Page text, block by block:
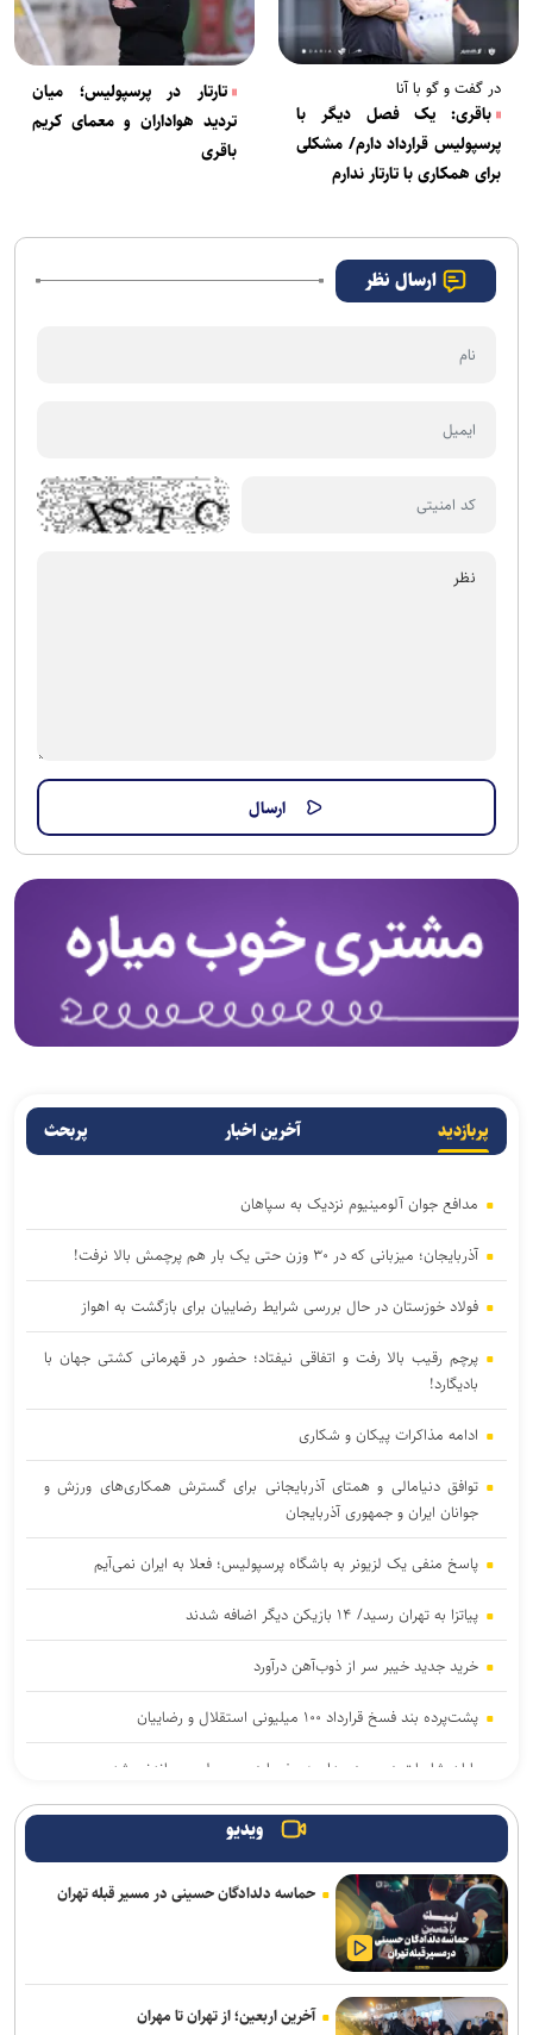
در گفت و گو با آنا
باقری: یک فصل دیگر با
پرسپولیس قرارداد دارم/ مشکلی
برای همکاری با تارتار ندارم
تارتار در پرسپولیس؛ میان
تردید هواداران و معمای کریم
باقری
ارسال نظر
پربازدید آخرین اخبار پربحث
مدافع جوان آلومینیوم نزدیک به سپاهان
آذربایجان؛ میزبانی که در ۳۰ وزن حتی یک بار هم پرچمش بالا نرفت!
فولاد خوزستان در حال بررسی شرایط رضاییان برای بازگشت به اهواز
پرچم رقیب بالا رفت و اتفاقی نیفتاد؛ حضور در قهرمانی کشتی جهان با
بادیگارد!
ادامه مذاکرات پیکان و شکاری
توافق دنیامالی و همتای آذربایجانی برای گسترش همکاری‌های ورزش و
جوانان ایران و جمهوری آذربایجان
پاسخ منفی یک لزیونر به باشگاه پرسپولیس؛ فعلا به ایران نمی‌آیم
پیاتزا به تهران رسید/ ۱۴ بازیکن دیگر اضافه شدند
خرید جدید خیبر سر از ذوب‌آهن درآورد
پشت‌پرده بند فسخ قرارداد ۱۰۰ میلیونی استقلال و رضاییان
پایان شایعات در مورد جدایی؛ بیفوما در پرسپولیس ماندنی شد
موضع جدید نساجی درباره ایری و طاهری
سفر مربی جدید استقلال به ایران
استعلام استقلال از فیفا در مورد جذب بازیکن آزاد و پنجره تیم بانوان
واگذاری امتیاز شناورسازی قشم به سازمان منطقه آزاد/ بازگشت اصولی به
مدیریت فوتبال
ویدیو
حماسه دلدادگان حسینی در مسیر قبله تهران
آخرین اربعین؛ از تهران تا مهران